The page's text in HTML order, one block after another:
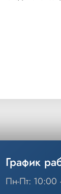
График
Пн-Пт: 10:00